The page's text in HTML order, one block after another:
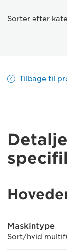
Sorter efter
Tilbage til
Maskintype
Sort/hvid